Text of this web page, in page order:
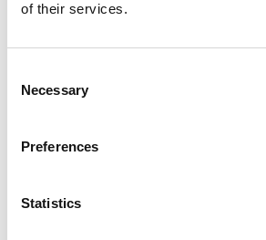
of their services.
Selection
Necessary
Preferences
Statistics